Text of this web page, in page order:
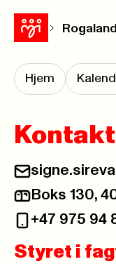
Hjem
Boks 130,
+47 975 94
Styret i